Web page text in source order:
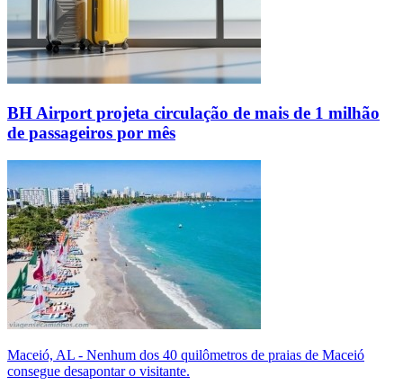
BH Airport projeta circulação de mais de 1 milhão
de passageiros por mês
Maceió, AL - Nenhum dos 40 quilômetros de praias de Maceió
consegue desapontar o visitante.